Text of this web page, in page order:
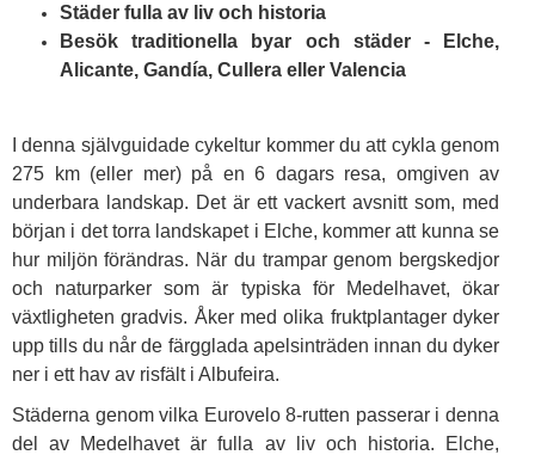
Städer fulla av liv och historia
Besök traditionella byar och städer - Elche,
Alicante, Gandía, Cullera eller Valencia
I denna självguidade cykeltur kommer du att cykla genom
275 km (eller mer) på en 6 dagars resa, omgiven av
underbara landskap. Det är ett vackert avsnitt som, med
början i det torra landskapet i Elche, kommer att kunna se
hur miljön förändras. När du trampar genom bergskedjor
och naturparker som är typiska för Medelhavet, ökar
växtligheten gradvis. Åker med olika fruktplantager dyker
upp tills du når de färgglada apelsinträden innan du dyker
ner i ett hav av risfält i Albufeira.
Städerna genom vilka Eurovelo 8-rutten passerar i denna
del av Medelhavet är fulla av liv och historia. Elche,